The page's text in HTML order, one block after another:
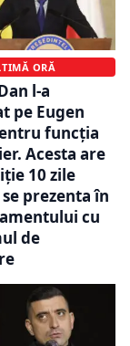
ORĂ
l-a
pe Eugen
funcția
Acesta are
10 zile
prezenta în
cu
de